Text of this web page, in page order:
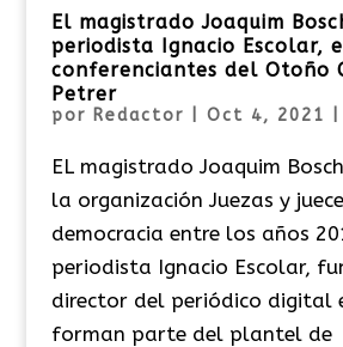
El magistrado Joaquim
periodista Ignacio Escolar,
conferenciantes del Otoño
Petrer
por Redactor Oct 4, 2021
EL magistrado Joaquim
la organización Juezas y
democracia entre los años
periodista Ignacio Escolar,
director del periódico digital
forman parte del plantel de